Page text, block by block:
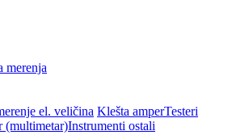
merenja
el. veličina Klešta amperTesteri
(multimetar)Instrumenti ostali